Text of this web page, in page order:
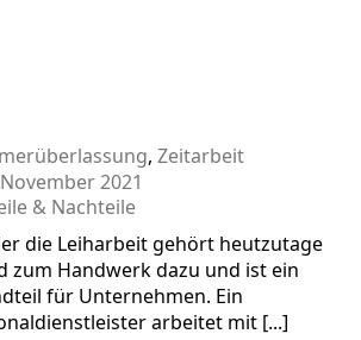
, Zeitarbeit
2021
& Nachteile
die Leiharbeit gehört heutzutage
zum Handwerk dazu und ist ein
für Unternehmen. Ein
arbeitet mit [...]